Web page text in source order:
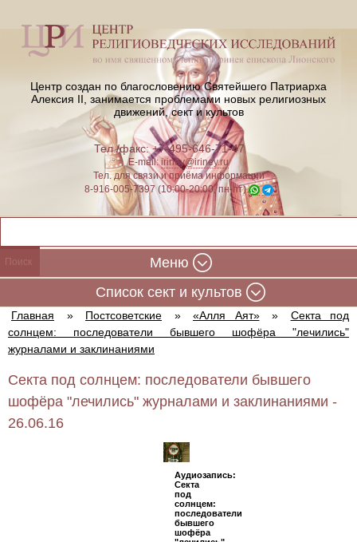
Центр создан по благословению Святейшего Патриарха
Алексия II, занимается проблемами новых религиозных
движений, сект и культов
Тел./факс: +7-495-646-71-47
E-mail:iriney@iriney.ru
Тел. для связи и приёма информации
8-916-005-7397 (10:00-20:00, пн-пт)
Меню
Cписок сект и культов
Главная » Постсоветские » «Алля Аят» »
Секта под
солнцем: последователи бывшего шофёра "лечились"
журналами и заклинаниями
Секта под солнцем: последователи бывшего
шофёра "лечились" журналами и заклинаниями -
26.06.16
Аудиозапись:
Секта
под
солнцем:
последователи
бывшего
шофёра